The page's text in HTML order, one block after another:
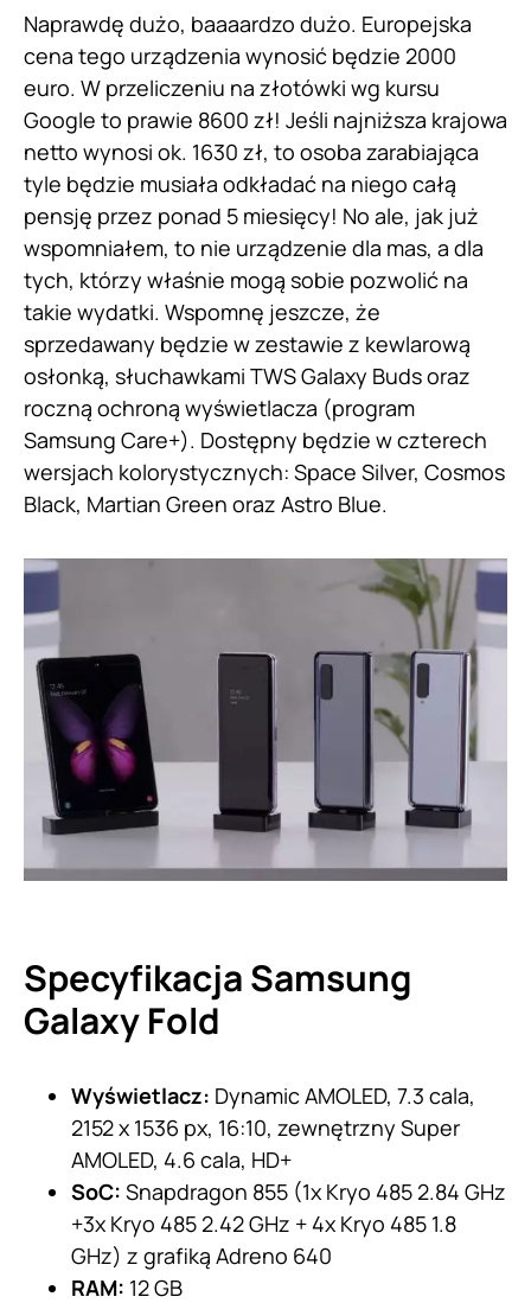
Naprawdę dużo, baaaardzo dużo. Europejska
cena tego urządzenia wynosić będzie 2000
euro. W przeliczeniu na złotówki wg kursu
Google to prawie 8600 zł! Jeśli najniższa krajowa
netto wynosi ok. 1630 zł, to osoba zarabiająca
tyle będzie musiała odkładać na niego całą
pensję przez ponad 5 miesięcy! No ale, jak już
wspomniałem, to nie urządzenie dla mas, a dla
tych, którzy właśnie mogą sobie pozwolić na
takie wydatki. Wspomnę jeszcze, że
sprzedawany będzie w zestawie z kewlarową
osłonką, słuchawkami TWS Galaxy Buds oraz
roczną ochroną wyświetlacza (program
Samsung Care+). Dostępny będzie w czterech
wersjach kolorystycznych: Space Silver, Cosmos
Black, Martian Green oraz Astro Blue.
Specyfikacja Samsung
Galaxy Fold
Wyświetlacz: Dynamic AMOLED, 7.3 cala,
2152 x 1536 px, 16:10, zewnętrzny Super
AMOLED, 4.6 cala, HD+
SoC: Snapdragon 855 (1x Kryo 485 2.84 GHz
+3x Kryo 485 2.42 GHz + 4x Kryo 485 1.8
GHz) z grafiką Adreno 640
RAM: 12 GB